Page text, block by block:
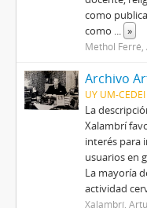
como
como ... »
Methol Ferré,
Archivo
UY UM-
La
Xalambrí
interés para
usuarios en
La mayoría
actividad
Xalambrí,